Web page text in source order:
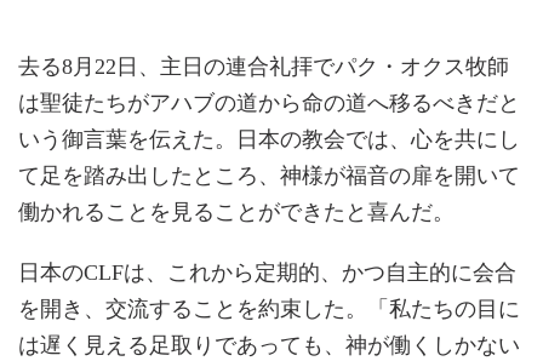
去る8月22日、主日の連合礼拝でパク・オクス牧師
は聖徒たちがアハブの道から命の道へ移るべきだと
いう御言葉を伝えた。日本の教会では、心を共にし
て足を踏み出したところ、神様が福音の扉を開いて
働かれることを見ることができたと喜んだ。
日本のCLFは、これから定期的、かつ自主的に会合
を開き、交流することを約束した。「私たちの目に
は遅く見える足取りであっても、神が働くしかない